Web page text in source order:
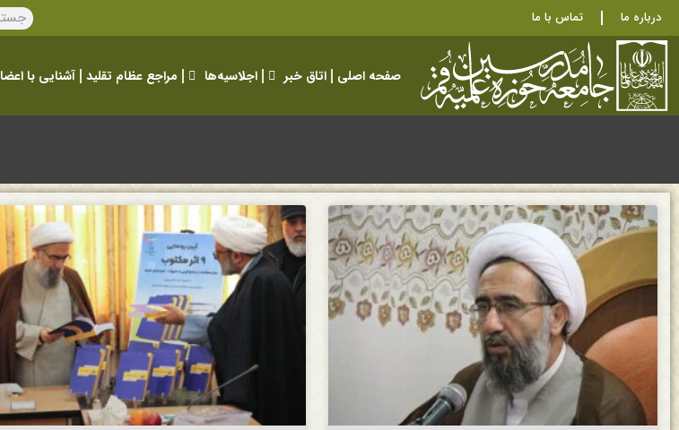
درباره ما تماس با ما
صفحه اصلی اتاق خبر اجلاسیه‌ها مراجع عظام تقلید آشنایی با اعضا